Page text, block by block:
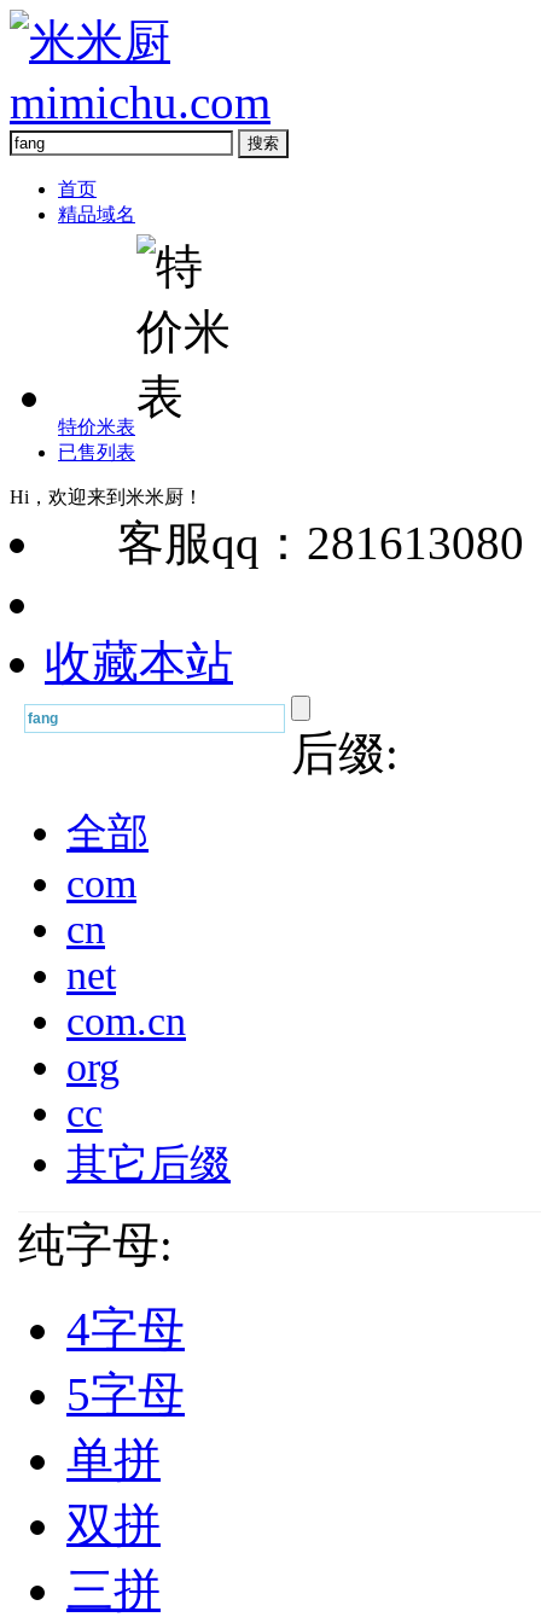
首页
精品域名
特价米表
已售列表
Hi，欢迎来到米米厨！
客服qq：281613080
收藏本站
后缀:
全部
com
cn
net
com.cn
org
cc
其它后缀
纯字母:
4字母
5字母
单拼
双拼
三拼